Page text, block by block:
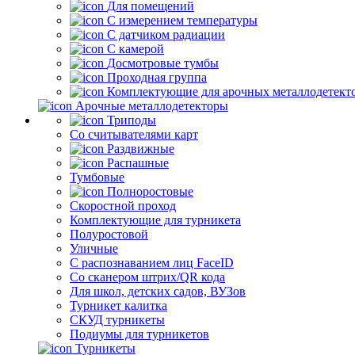
Для помещений
С измерением температуры
С датчиком радиации
С камерой
Досмотровые тумбы
Проходная группа
Комплектующие для арочных
Арочные металлодетекторы
Триподы
Со считывателями карт
Раздвижные
Распашные
Тумбовые
Полноростовые
Скоростной проход
Комплектующие для турникета
Полуростовой
Уличные
С распознаванием лиц FaceID
Со сканером штрих/QR кода
Для школ, детских садов, ВУЗов
Турникет калитка
СКУД турникеты
Подиумы для турникетов
Турникеты